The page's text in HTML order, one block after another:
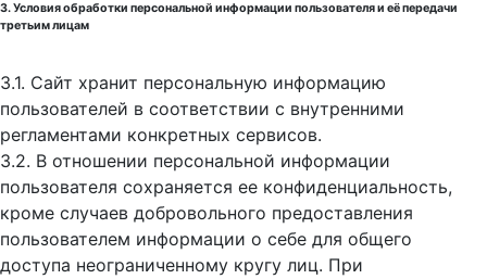
3. Условия обработки персональной информации пользователя и её передачи
третьим лицам
3.1. Сайт хранит персональную информацию
пользователей в соответствии с внутренними
регламентами конкретных сервисов.
3.2. В отношении персональной информации
пользователя сохраняется ее конфиденциальность,
кроме случаев добровольного предоставления
пользователем информации о себе для общего
доступа неограниченному кругу лиц. При